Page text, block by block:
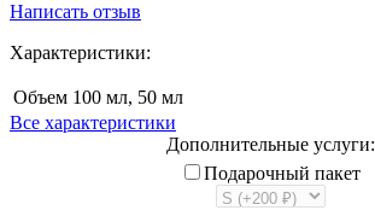
Написать отзыв
Характеристики:
Объем 100 мл, 50 мл
Все характеристики
Дополнительные услуги:
Подарочный пакет